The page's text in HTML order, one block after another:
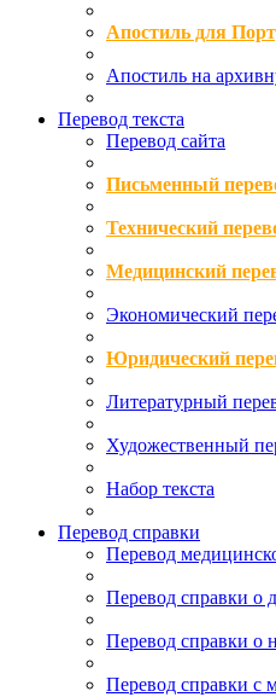
Апостиль для
Апостиль на
Перевод текста
Перевод сайта
Письменный
Технический
Медицинский
Экономический
Юридический
Литературный
Художественный
Набор текста
Перевод справки
Перевод
Перевод справки о
Перевод справки о
Перевод справки с